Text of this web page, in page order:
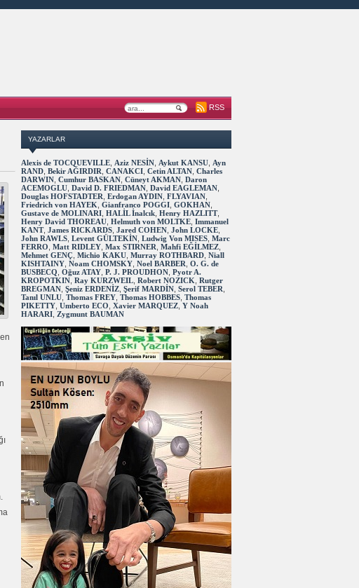
RSS
YAZARLAR
Alexis de TOCQUEVILLE Aziz NESİN Aykut KANSU Ayn
RAND Bekir AĞIRDIR CANAKCI Cetin ALTAN Charles
DARWIN Cumhur BASKAN Cüneyt AKMAN Daron
ACEMOGLU David D. FRIEDMAN David EAGLEMAN
Douglas HOFSTADTER Erdogan AYDIN FLYAVIAN
Friedrich von HAYEK Gianfranco POGGI GOKHAN
Gustave de MOLINARI HALİL İnalcık Henry HAZLITT,
Henry David THOREAU Helmuth von MOLTKE Immanuel
KANT, James RICKARDS Jared COHEN John LOCKE
John RAWLS Levent GÜLTEKİN Ludwig Von MISES Marc
FERRO Matt RIDLEY Max STIRNER Mahfi EĞİLMEZ
Mehmet GENÇ Michio KAKU Murray ROTHBARD Niall
KISHTAINY Noam CHOMSKY Noel BARBER O. G. de
BUSBECQ Oğuz ATAY P. J. PROUDHON Pyotr A.
KROPOTKIN Ray KURZWEIL Robert NOZICK Rutger
BREGMAN Şeniz ERDENİZ Şerif MARDİN Serol TEBER
Tanıl UNLU Thomas FREY Thomas HOBBES Thomas
PIKETTY Umberto ECO Xavier MARQUEZ Y Noah
HARARI Zygmunt BAUMAN